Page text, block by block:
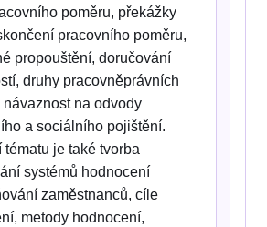
poměru, překážky
pracovního poměru,
propouštění, doručování
druhy pracovněprávních
návaznost na odvody
a sociálního pojištění.
tématu je také tvorba
systémů hodnocení
zaměstnanců, cíle
metody hodnocení,